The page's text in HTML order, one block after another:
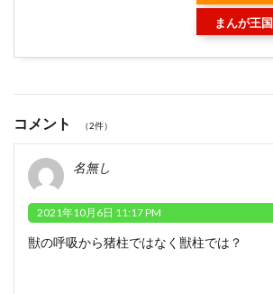
まんが王
コメント （2件）
名無し
2021年10月6日 11:17 PM
獣の呼吸から猪柱ではなく獣柱では？